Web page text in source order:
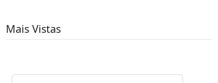
Mais Vistas